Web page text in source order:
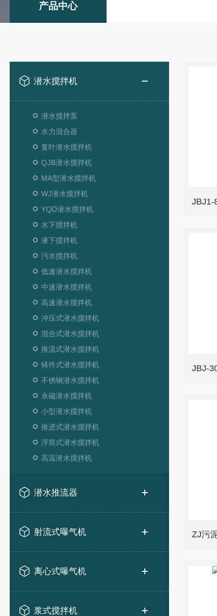
产品中心
潜水搅拌机
潜水搅拌泵
水力混合器
复叶潜水搅拌机
QJB潜水搅拌机
MA型潜水搅拌机
WJ潜水搅拌机
YQD潜水搅拌机
水下搅拌机
液下搅拌机
污水搅拌机
低速潜水搅拌机
中速潜水搅拌机
高速潜水搅拌机
冲压式潜水搅拌机
混合式潜水搅拌机
推流式潜水搅拌机
铸件式潜水搅拌机
不锈钢潜水搅拌机
永磁潜水搅拌机
小型潜水搅拌机
推进式潜水搅拌机
浮筒式潜水搅拌机
高温潜水搅拌机
潜水推流器
射流式曝气机
离心式曝气机
浆式搅拌机
JBJ1-
JBJ-
ZJ污